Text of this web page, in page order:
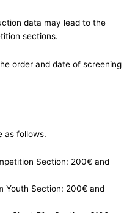
data may lead to the
sections.
order and date of screening
as follows.
Section: 200€ and
Youth Section: 200€ and